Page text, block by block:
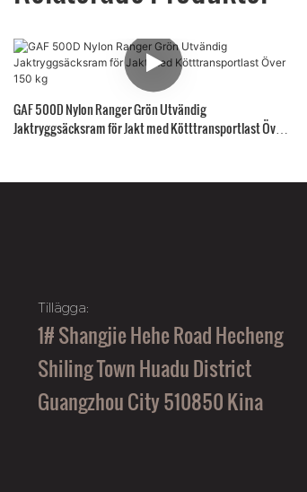
GAF 500D Nylon Ranger Grön Utvändig
Jaktryggsäcksram för Jakt med Kötttransportlast Över
Tillägga:
1# Shangjie Hehe Road Hecheng
Shiling Town Huadu District
Guangzhou City 510850 Kina